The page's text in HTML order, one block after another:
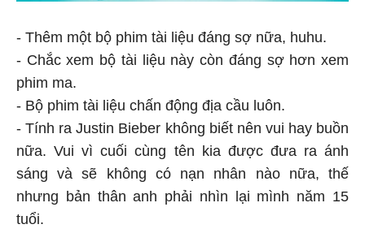
- Thêm một bộ phim tài liệu đáng sợ nữa, huhu.
- Chắc xem bộ tài liệu này còn đáng sợ hơn xem
phim ma.
- Bộ phim tài liệu chấn động địa cầu luôn.
- Tính ra Justin Bieber không biết nên vui hay buồn
nữa. Vui vì cuối cùng tên kia được đưa ra ánh
sáng và sẽ không có nạn nhân nào nữa, thế
nhưng bản thân anh phải nhìn lại mình năm 15
tuổi.